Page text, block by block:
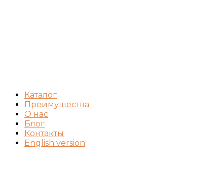
Каталог
Преимущества
О нас
Блог
Контакты
English version